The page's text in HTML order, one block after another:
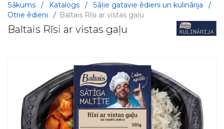
Sākums / Katalogs / Sāļie gatavie ēdieni un kulinārija
/
Otrie ēdieni
/ Baltais Rīsi ar vistas gaļu
Baltais Rīsi ar vistas gaļu